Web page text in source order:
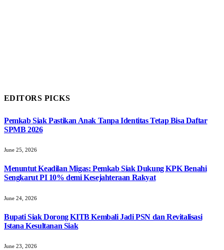
EDITORS PICKS
Pemkab Siak Pastikan Anak Tanpa Identitas Tetap Bisa Daftar
SPMB 2026
June 25, 2026
Menuntut Keadilan Migas: Pemkab Siak Dukung KPK Benahi
Sengkarut PI 10% demi Kesejahteraan Rakyat
June 24, 2026
Bupati Siak Dorong KITB Kembali Jadi PSN dan Revitalisasi
Istana Kesultanan Siak
June 23, 2026